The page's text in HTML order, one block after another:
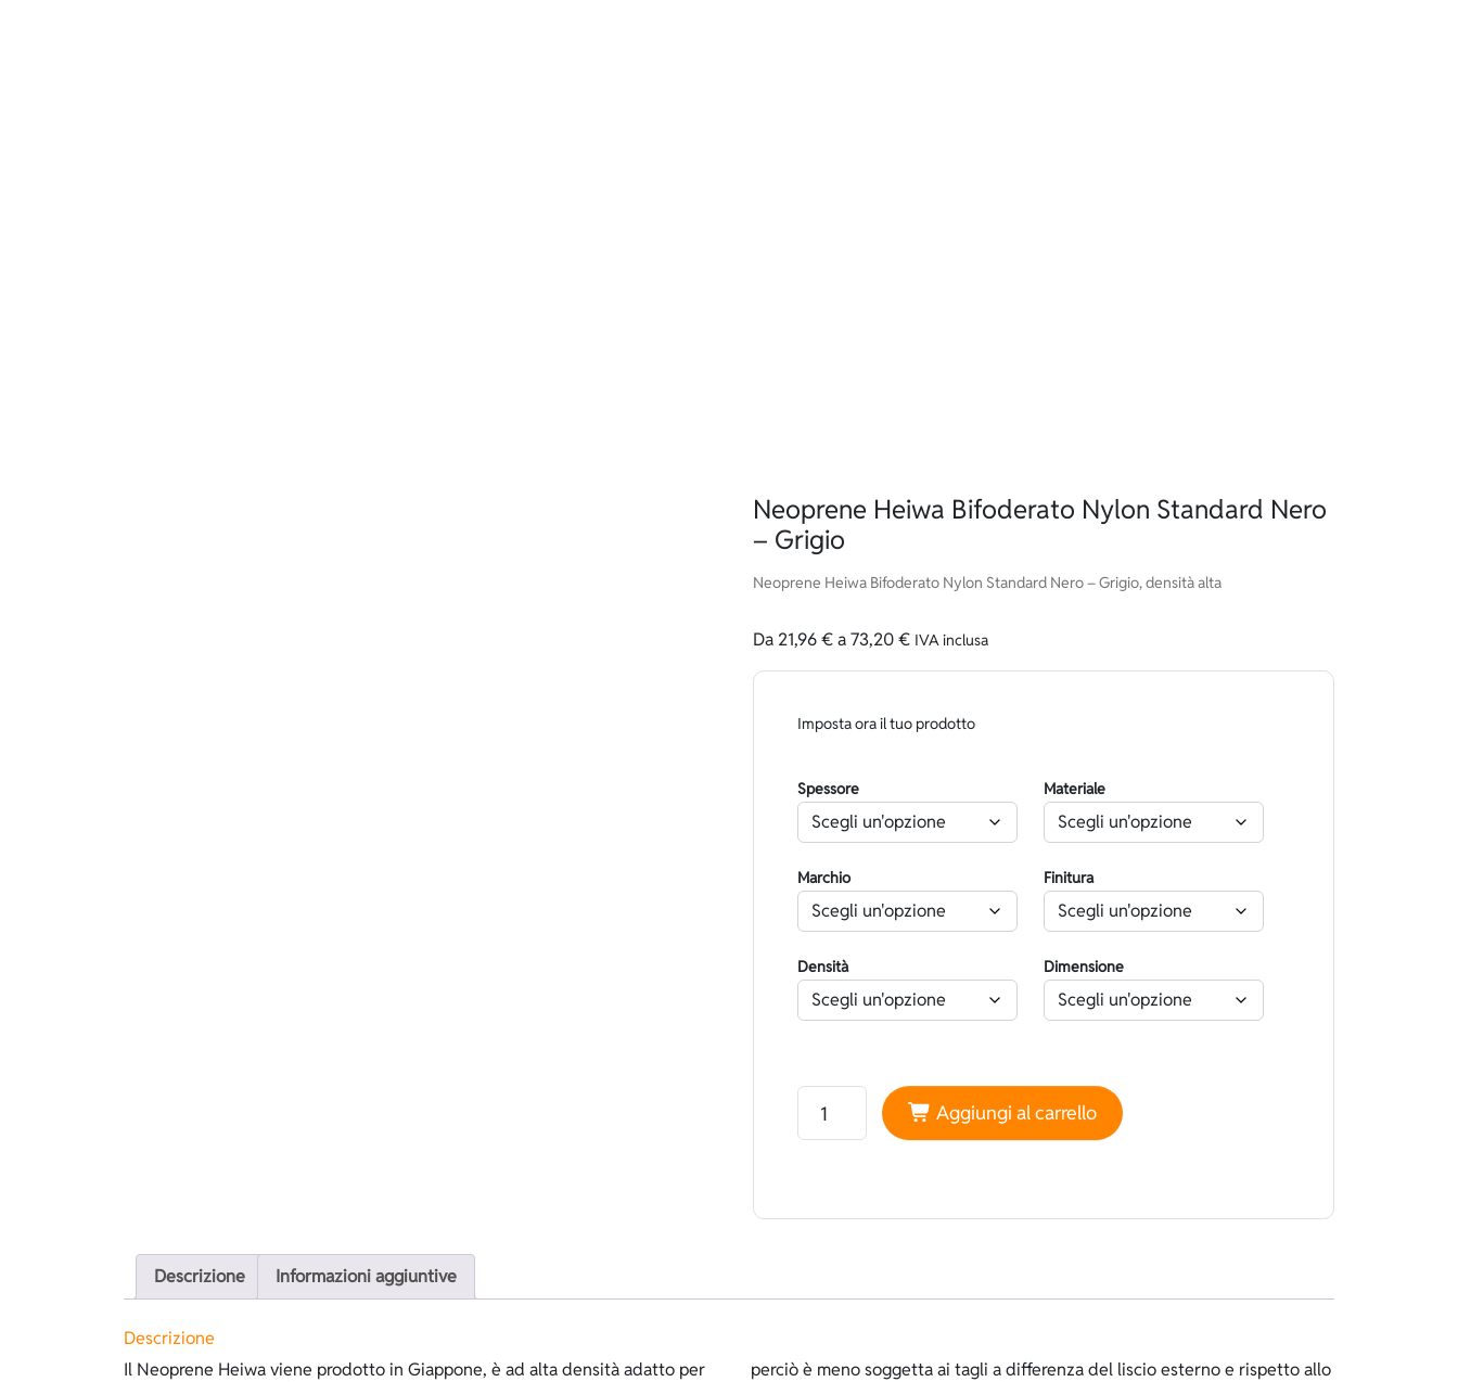
Neoprene Heiwa Bifoderato Nylon Standard Nero
– Grigio
Neoprene Heiwa Bifoderato Nylon Standard Nero – Grigio, densità alta
Da 21,96€a73,20€ IVA inclusa
Imposta ora il tuo prodotto
Spessore Materiale
Marchio Finitura
Densità Dimensione
Neoprene Heiwa Bifoderato Nylon Standard Nero - Grigio quantità
Aggiungi al carrello
Descrizione Informazioni aggiuntive
Descrizione
Il Neoprene Heiwa viene prodotto in Giappone, è ad alta densità adatto per
perciò è meno soggetta ai tagli a differenza del liscio esterno e rispetto allo